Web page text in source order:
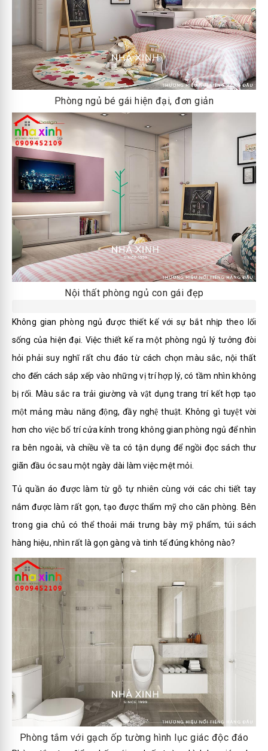
Phòng ngủ bé gái hiện đại, đơn giản
Nội thất phòng ngủ con gái đẹp
Không gian phòng ngủ được thiết kế với sự bắt nhịp theo lối
sống của hiện đại. Việc thiết kế ra một phòng ngủ lý tưởng đòi
hỏi phải suy nghĩ rất chu đáo từ cách chọn màu sắc, nội thất
cho đến cách sắp xếp vào những vị trí hợp lý, có tầm nhìn không
bị rối. Màu sắc ra trải giường và vật dụng trang trí kết hợp tạo
một mảng màu năng động, đầy nghệ thuật. Không gì tuyệt vời
hơn cho việc bố trí cửa kính trong không gian phòng ngủ để nhìn
ra bên ngoài, và chiều về ta có tận dụng để ngồi đọc sách thư
giãn đầu óc sau một ngày dài làm việc mệt mỏi.
Tủ quần áo được làm từ gỗ tự nhiên cùng với các chi tiết tay
nắm được làm rất gọn, tạo được thẩm mỹ cho căn phòng. Bên
trong gia chủ có thể thoải mái trưng bày mỹ phẩm, túi sách
hàng hiệu, nhìn rất là gọn gàng và tinh tế đúng không nào?
Phòng tắm với gạch ốp tường hình lục giác độc đáo